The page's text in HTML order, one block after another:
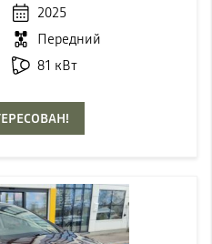
2025
Передний
81 кВт